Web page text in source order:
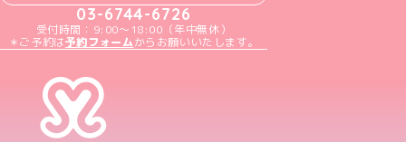
03-6744-6726
受付時間：9:00～18:00（年中無休）
＊ご予約は予約フォームからお願いいたします。